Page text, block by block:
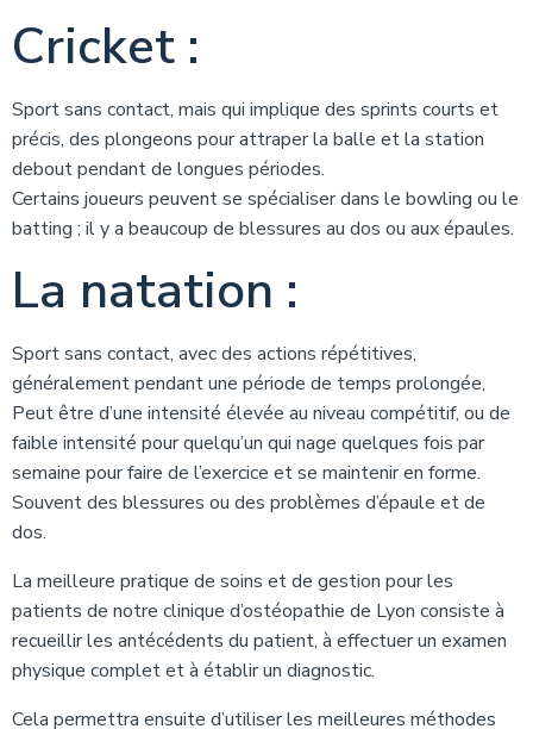
Cricket :
Sport sans contact, mais qui implique des sprints courts et
précis, des plongeons pour attraper la balle et la station
debout pendant de longues périodes.
Certains joueurs peuvent se spécialiser dans le bowling ou le
batting ; il y a beaucoup de blessures au dos ou aux épaules.
La natation :
Sport sans contact, avec des actions répétitives,
généralement pendant une période de temps prolongée,
Peut être d’une intensité élevée au niveau compétitif, ou de
faible intensité pour quelqu’un qui nage quelques fois par
semaine pour faire de l’exercice et se maintenir en forme.
Souvent des blessures ou des problèmes d’épaule et de
dos.
La meilleure pratique de soins et de gestion pour les
patients de notre clinique d’ostéopathie de Lyon consiste à
recueillir les antécédents du patient, à effectuer un examen
physique complet et à établir un diagnostic.
Cela permettra ensuite d’utiliser les meilleures méthodes